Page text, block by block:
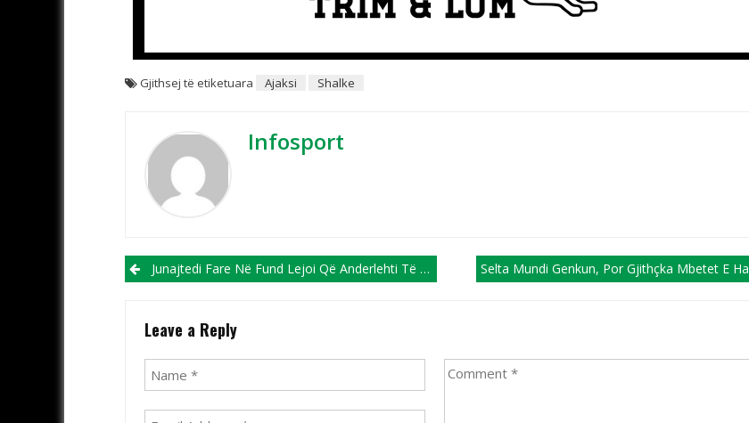
Gjithsej të etiketuara Ajaksi Shalke
Infosport
Post navigation
Junajtedi Fare Në Fund Lejoi Që Anderlehti Të Barazojë (VIDEO) Selta Mundi Genkun, Por Gjithçka Mbetet E Hapur Për Në Belgjikë (VIDEO)
Leave a Reply